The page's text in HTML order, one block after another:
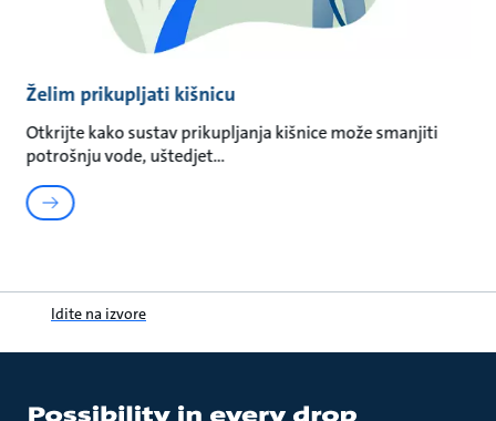
Želim prikupljati kišnicu
Otkrijte kako sustav prikupljanja kišnice može smanjiti
potrošnju vode, uštedjet
Idite na izvore